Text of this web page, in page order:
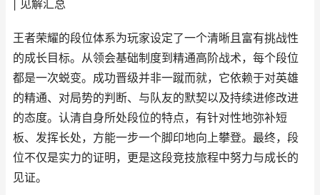
| 见解汇总
王者荣耀的段位体系为玩家设定了一个清晰且富有挑战性
的成长目标。从领会基础制度到精通高阶战术，每个段位
都是一次蜕变。成功晋级并非一蹴而就，它依赖于对英雄
的精通、对局势的判断、与队友的默契以及持续进修改进
的态度。认清自身所处段位的特点，有针对性地弥补短
板、发挥长处，方能一步一个脚印地向上攀登。最终，段
位不仅是实力的证明，更是这段竞技旅程中努力与成长的
见证。